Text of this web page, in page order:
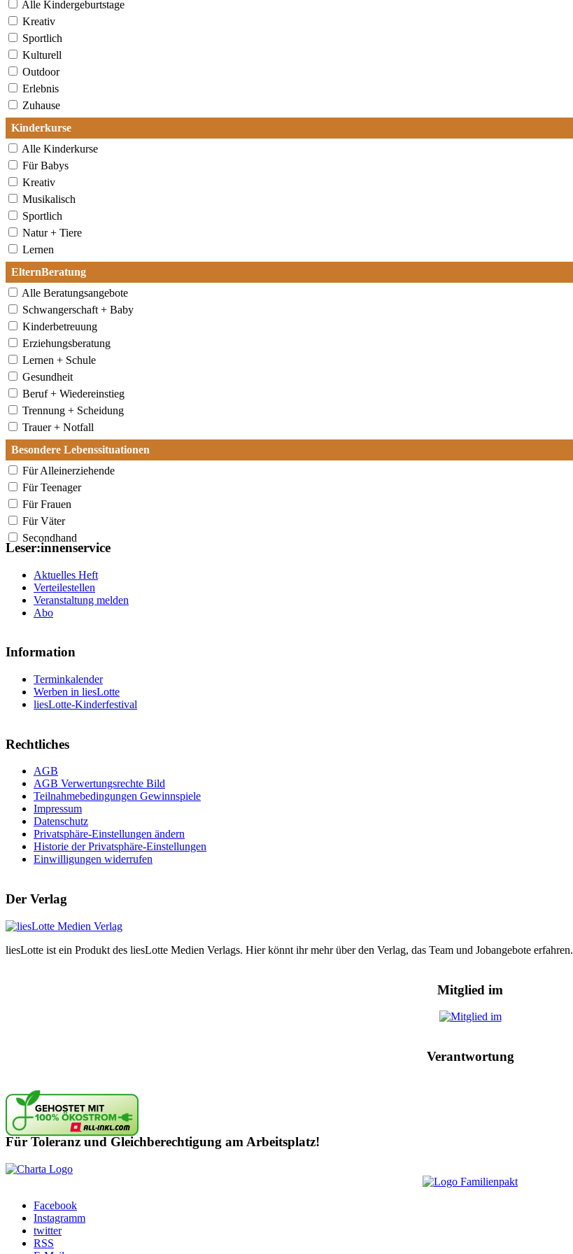
Alle Kindergeburtstage
Kreativ
Sportlich
Kulturell
Outdoor
Erlebnis
Zuhause
Kinderkurse
Alle Kinderkurse
Für Babys
Kreativ
Musikalisch
Sportlich
Natur + Tiere
Lernen
ElternBeratung
Alle Beratungsangebote
Schwangerschaft + Baby
Kinderbetreuung
Erziehungsberatung
Lernen + Schule
Gesundheit
Beruf + Wiedereinstieg
Trennung + Scheidung
Trauer + Notfall
Besondere Lebenssituationen
Für Alleinerziehende
Für Teenager
Für Frauen
Für Väter
Secondhand
Leser:innenservice
Aktuelles Heft
Verteilestellen
Veranstaltung melden
Abo
Information
Terminkalender
Werben in liesLotte
liesLotte-Kinderfestival
Rechtliches
AGB
AGB Verwertungsrechte Bild
Teilnahmebedingungen Gewinnspiele
Impressum
Datenschutz
Privatsphäre-Einstellungen ändern
Historie der Privatsphäre-Einstellungen
Einwilligungen widerrufen
Der Verlag
liesLotte ist ein Produkt des liesLotte Medien Verlags. Hier könnt ihr mehr über den Verlag, das Team und Jobangebote erfahren.
Mitglied im
Verantwortung
Für Toleranz und Gleichberechtigung am Arbeitsplatz!
Facebook
Instagramm
twitter
RSS